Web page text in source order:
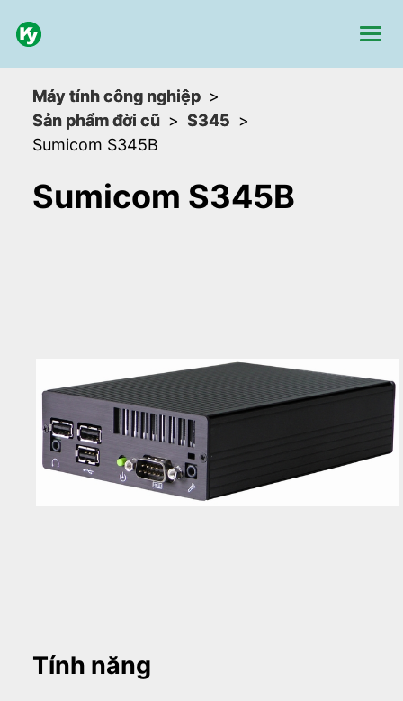
Máy tính công nghiệp
Sản phẩm đời cũ
S345
Sumicom S345B
Sumicom S345B
Tính năng